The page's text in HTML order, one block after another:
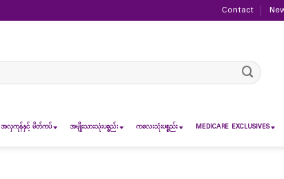
Contact
အလှကုန်နှင့် မိတ်ကပ် အမျိုးသားသုံးပစ္စည်း ကလေးသုံးပစ္စည်း MEDICARE EXCLUSIVES